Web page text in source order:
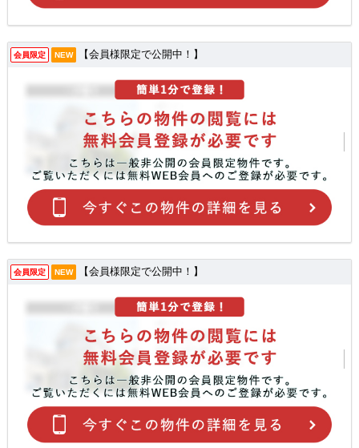
会員限定 NEW 【会員様限定で公開中！】
会員限定 NEW 【会員様限定で公開中！】